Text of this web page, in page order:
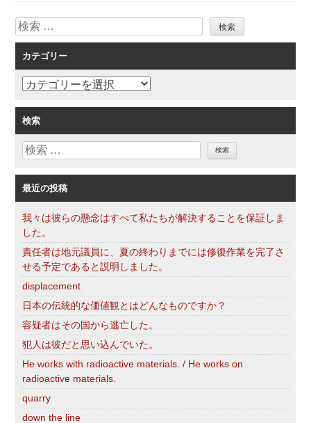
シ
ョ
ン
検
索
カテゴリー
カ
ゴ
リ
ー
検索
検
最近の投稿
我々は彼らの懸念はすべて私たちが解決することを保証しま
した。
責任者は地元議員に、夏の終わりまでには修復作業を完了さ
せる予定であると説明しました。
displacement
日本の伝統的な価値観とはどんなものですか？
容疑者はその国から逃亡した。
犯人は彼だと思い込んでいた。
He works with radioactive materials. / He works on
radioactive materials.
quarry
down the line